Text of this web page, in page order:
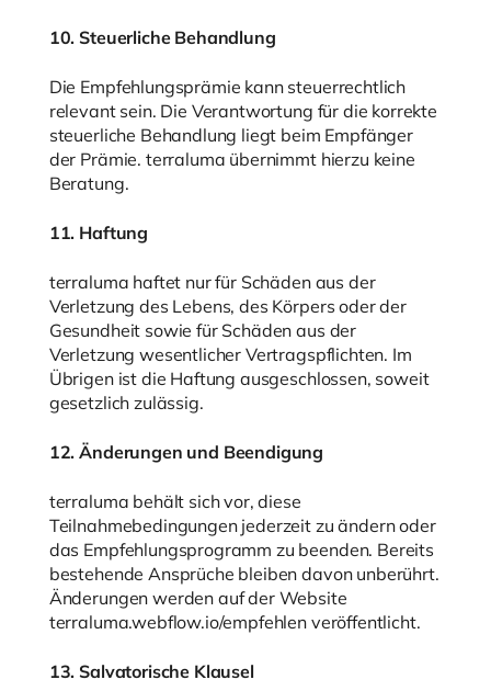
10. Steuerliche Behandlung
Die Empfehlungsprämie kann steuerrechtlich
relevant sein. Die Verantwortung für die korrekte
steuerliche Behandlung liegt beim Empfänger
der Prämie. terraluma übernimmt hierzu keine
Beratung.
11. Haftung
terraluma haftet nur für Schäden aus der
Verletzung des Lebens, des Körpers oder der
Gesundheit sowie für Schäden aus der
Verletzung wesentlicher Vertragspflichten. Im
Übrigen ist die Haftung ausgeschlossen, soweit
gesetzlich zulässig.
12. Änderungen und Beendigung
terraluma behält sich vor, diese
Teilnahmebedingungen jederzeit zu ändern oder
das Empfehlungsprogramm zu beenden. Bereits
bestehende Ansprüche bleiben davon unberührt.
Änderungen werden auf der Website
terraluma.webflow.io/empfehlen veröffentlicht.
13. Salvatorische Klausel